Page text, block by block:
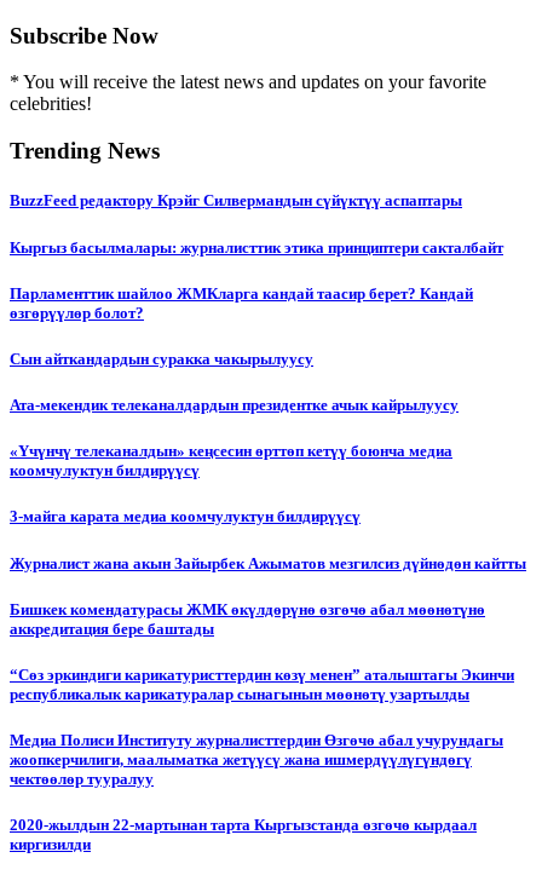
Subscribe Now
* You will receive the latest news and updates on your favorite
celebrities!
Trending News
BuzzFeed редактору Крэйг Силвермандын сүйүктүү аспаптары
Кыргыз басылмалары: журналисттик этика принциптери сакталбайт
Парламенттик шайлоо ЖМКларга кандай таасир берет? Кандай
өзгөрүүлөр болот?
Сын айткандардын суракка чакырылуусу
Ата-мекендик телеканалдардын президентке ачык кайрылуусу
«Үчүнчү телеканалдын» кеңсесин өрттөп кетүү боюнча медиа
коомчулуктун билдирүүсү
3-майга карата медиа коомчулуктун билдирүүсү
Журналист жана акын Зайырбек Ажыматов мезгилсиз дүйнөдөн кайтты
Бишкек комендатурасы ЖМК өкүлдөрүнө өзгөчө абал мөөнөтүнө
аккредитация бере баштады
“Сөз эркиндиги карикатуристтердин көзү менен” аталыштагы Экинчи
республикалык карикатуралар сынагынын мөөнөтү узартылды
Медиа Полиси Институту журналисттердин Өзгөчө абал учурундагы
жоопкерчилиги, маалыматка жетүүсү жана ишмердүүлүгүндөгү
чектөөлөр тууралуу
2020-жылдын 22-мартынан тарта Кыргызстанда өзгөчө кырдаал
киргизилди